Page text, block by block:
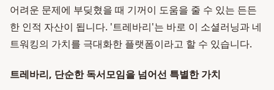
어려운 문제에 부딪혔을 때 기꺼이 도움을 줄 수 있는 든든
한 인적 자산이 됩니다. '트레바리'는 바로 이 소셜러닝과 네
트워킹의 가치를 극대화한 플랫폼이라고 할 수 있습니다.
트레바리, 단순한 독서모임을 넘어선 특별한 가치